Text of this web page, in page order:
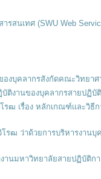
รสนเทศ (SWU Web
องบุคลากรสังกัดคณะวิทยาศ
ติงานของบุคลากรสายปฏิบั
ฒ เรื่อง หลักเกณฑ์เเละวิธี
รฒ ว่าด้วยการบริหารงาน
านมหาวิทยาลัยสายปฏิบัติก